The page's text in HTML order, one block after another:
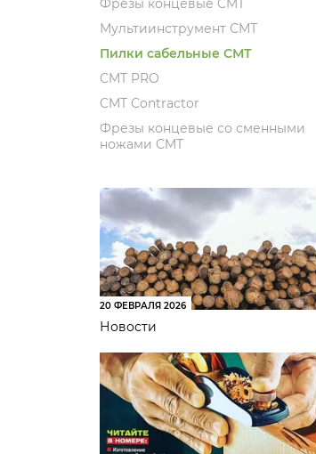
Фрезы концевые CMT
Мультиинструмент СМТ
Пилки сабельные СМТ
CMT PRO
CMT Contractor
Фрезы концевые со сменными
ножами CMT
20 ФЕВРАЛЯ 2026
Новости